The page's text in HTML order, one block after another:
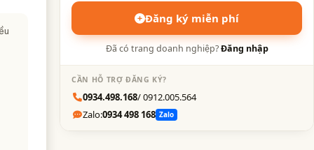
Đăng ký miễn phí
Đã có trang doanh nghiệp?Đăng nhập
CẦN HỖ TRỢ ĐĂNG KÝ?
0934.498.168/ 0912.005.564
Zalo:0934 498 168 Zalo